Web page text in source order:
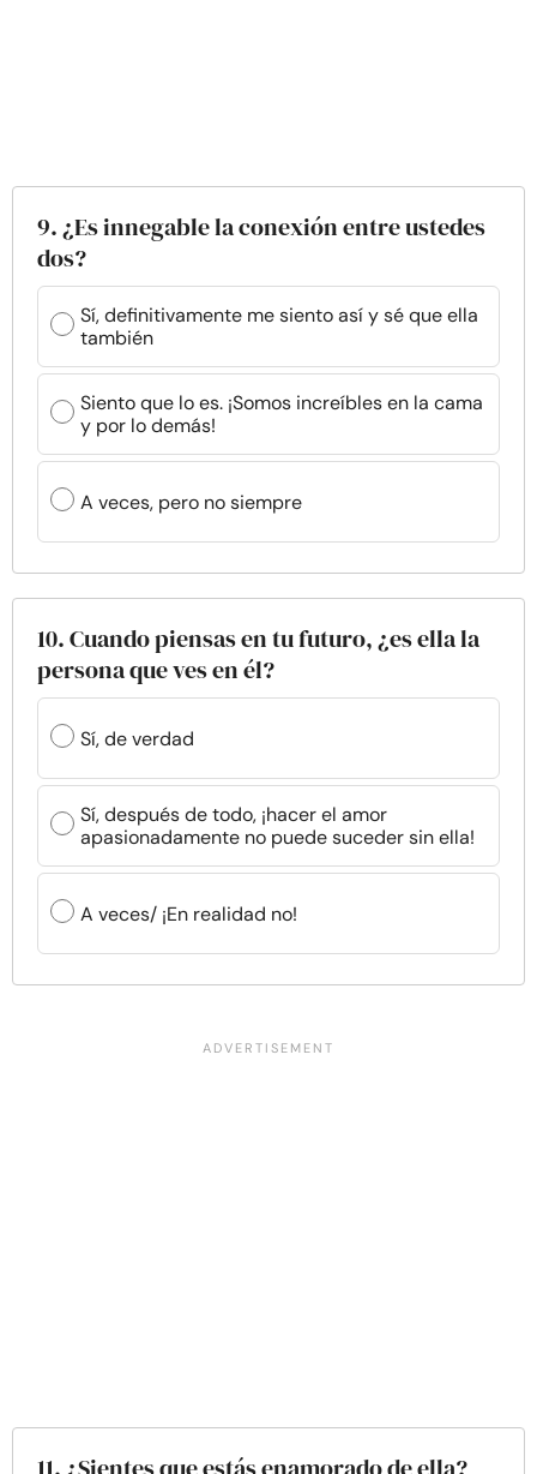
9. ¿Es innegable la conexión entre ustedes
dos?
Sí, definitivamente me siento así y sé que ella
también
Siento que lo es. ¡Somos increíbles en la cama
y por lo demás!
A veces, pero no siempre
10. Cuando piensas en tu futuro, ¿es ella la
persona que ves en él?
Sí, de verdad
Sí, después de todo, ¡hacer el amor
apasionadamente no puede suceder sin ella!
A veces/ ¡En realidad no!